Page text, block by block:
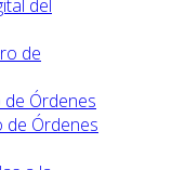
del
de
de Órdenes
de Órdenes